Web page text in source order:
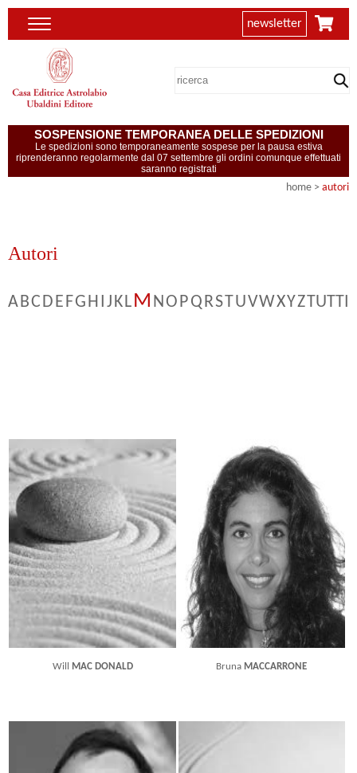
newsletter
SOSPENSIONE TEMPORANEA DELLE SPEDIZIONI
Le spedizioni sono temporaneamente sospese per la pausa estiva
riprenderanno regolarmente dal 07 settembre gli ordini comunque effettuati
saranno registrati
home > autori
Autori
ABCDEFGHIJKLM NOPQRSTUVWXYZTUTTI
Will MAC DONALD Bruna MACCARRONE